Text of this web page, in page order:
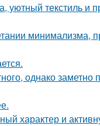
уютный текстиль и
минимализма,
однако заметно
характер и